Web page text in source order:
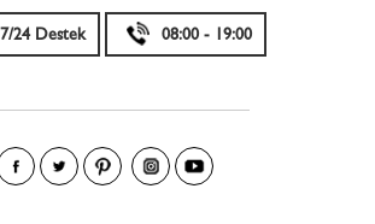
7/24 Destek 08:00 - 19:00